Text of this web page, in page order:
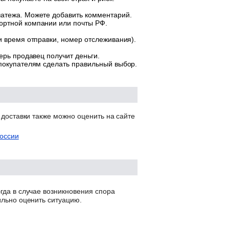
Можете добавить комментарий.
компании или почты РФ.
отправки, номер отслеживания).
продавец получит деньги.
сделать правильный выбор.
также можно оценить на сайте
в случае возникновения спора
оценить ситуацию.